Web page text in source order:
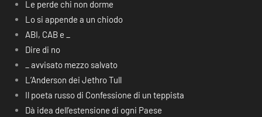
Le perde chi non dorme
Lo si appende a un chiodo
ABI, CAB e _
Dire di no
_ avvisato mezzo salvato
L’Anderson dei Jethro Tull
Il poeta russo di Confessione di un teppista
Dà idea dell’estensione di ogni Paese